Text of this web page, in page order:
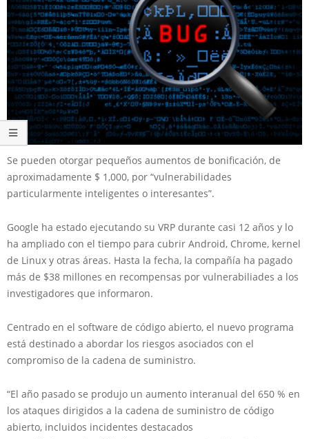
Se pueden otorgar pequeños aumentos de bonificación, de
aproximadamente $ 1,000, por “vulnerabilidades
particularmente inteligentes o interesantes”.
Google ha estado ejecutando su VRP durante casi 12 años y lo
ha ampliado con el tiempo para cubrir Android, Chrome, kernel
de Linux y otras áreas. Hasta la fecha, la compañía ha pagado
más de $38 millones en recompensas por vulnerabiliades a los
investigadores que informaron.
Centrado en el software de código abierto, el nuevo programa
está destinado a abordar los riesgos asociados con el
compromiso de la cadena de suministro.
“El año pasado se produjo un aumento interanual del 650 % en
los ataques dirigidos a la cadena de suministro de código
abierto, incluidos incidentes destacados